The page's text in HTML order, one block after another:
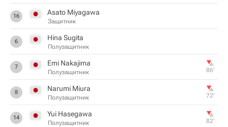
16 Asato Miyagawa
Защитник
6 Hina Sugita
Полузащитник
7 Emi Nakajima
Полузащитник 86‎’‎
8 Narumi Miura
Полузащитник 72‎’‎
14 Yui Hasegawa
Полузащитник 82‎’‎